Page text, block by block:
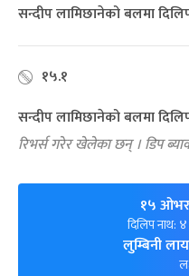
सन्दीप लामिछानेको बलमा
१५.१
सन्दीप लामिछानेको बलमा
रिभर्स गरेर खेलेका छन् । डिप
१५
दिलिप नाथ:
लुम्बिनी